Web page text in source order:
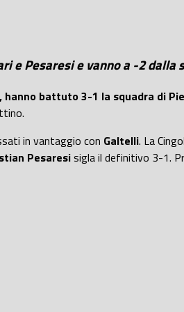
e Pesaresi e vanno a -2 dalla
battuto 3-1 la squadra di
in vantaggio con Galtelli. La
Pesaresisigla il definitivo 3-1.